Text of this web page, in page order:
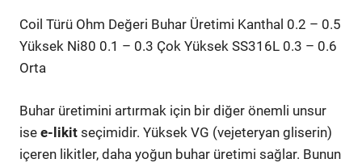
Coil Türü Ohm Değeri Buhar Üretimi Kanthal 0.2 – 0.5
Yüksek Ni80 0.1 – 0.3 Çok Yüksek SS316L 0.3 – 0.6
Orta
Buhar üretimini artırmak için bir diğer önemli unsur
ise e-likit seçimidir. Yüksek VG (vejeteryan gliserin)
içeren likitler, daha yoğun buhar üretimi sağlar. Bunun